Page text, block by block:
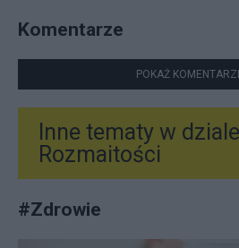
Komentarze
POKAŻ
Inne tematy w dziale
Rozmaitości
#Zdrowie